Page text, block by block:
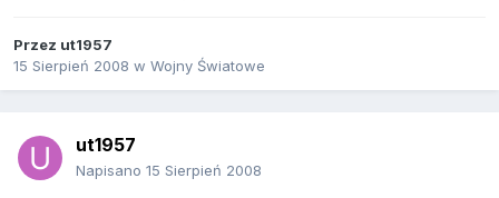
Przez ut1957
15 Sierpień 2008 w Wojny Światowe
ut1957
Napisano 15 Sierpień 2008